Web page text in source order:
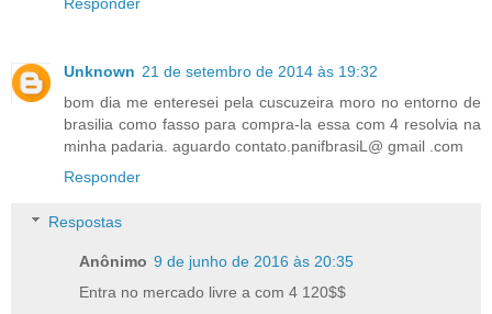
Unknown 21 de setembro de 2014 às 19:32
bom dia me enteresei pela cuscuzeira moro no entorno de
brasilia como fasso para compra-la essa com 4 resolvia na
minha padaria. aguardo contato.panifbrasiL@ gmail .com
Responder
Respostas
Anônimo 9 de junho de 2016 às 20:35
Entra no mercado livre a com 4 120$$